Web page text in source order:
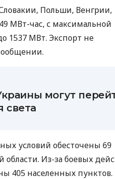
Польши, Венгрии,
МВт-час, с максимальной
1537 МВт. Экспорт не
могут
света
условий обесточены 69
области. Из-за боевых
405 населенных пунктов.